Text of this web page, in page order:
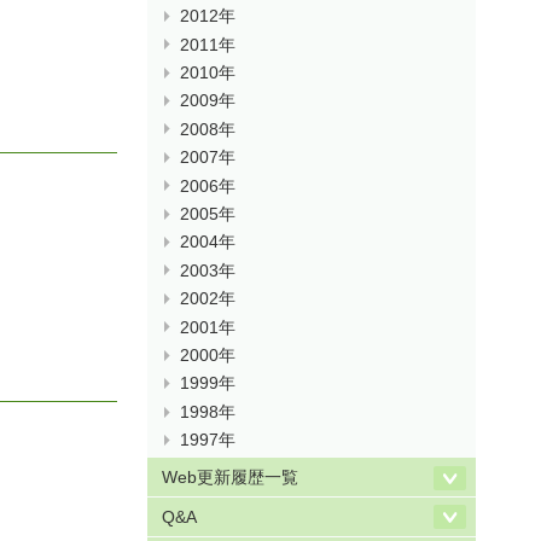
2012年
2011年
2010年
2009年
2008年
2007年
2006年
2005年
2004年
2003年
2002年
2001年
2000年
1999年
1998年
1997年
Web更新履歴一覧
Q&A